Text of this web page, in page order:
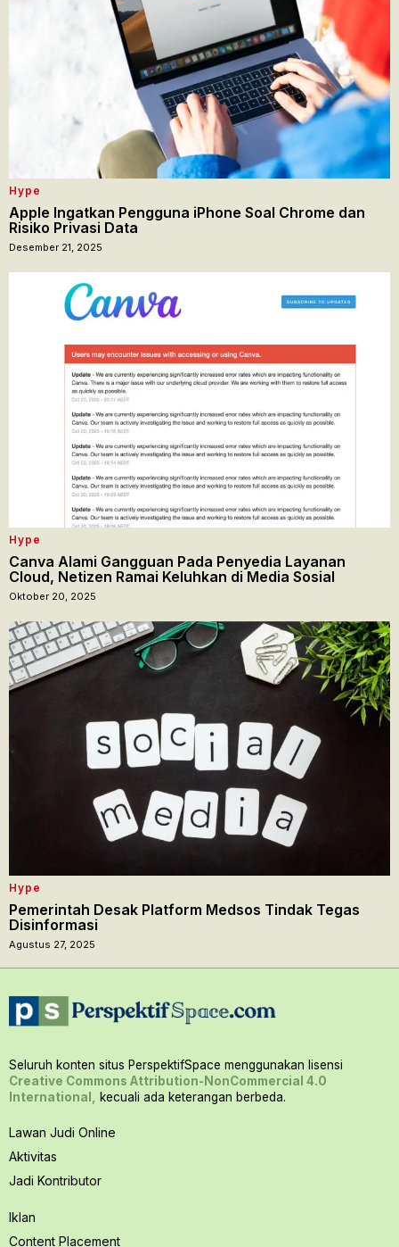
Hype
Apple Ingatkan Pengguna iPhone Soal Chrome dan
Risiko Privasi Data
Desember 21, 2025
Hype
Canva Alami Gangguan Pada Penyedia Layanan
Cloud, Netizen Ramai Keluhkan di Media Sosial
Oktober 20, 2025
Hype
Pemerintah Desak Platform Medsos Tindak Tegas
Disinformasi
Agustus 27, 2025
Seluruh konten situs PerspektifSpace menggunakan lisensi
Creative Commons Attribution-NonCommercial 4.0
International,
kecuali ada keterangan berbeda.
Lawan Judi Online
Aktivitas
Jadi Kontributor
Iklan
Content Placement